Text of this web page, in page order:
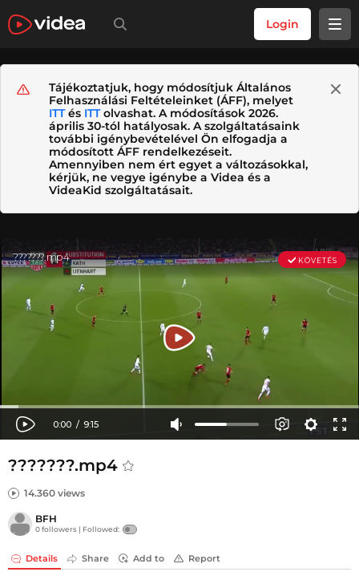
Login
Tájékoztatjuk, hogy módosítjuk Általános
Felhasználási Feltételeinket (ÁFF), melyet
ITTés ITTolvashat. A módosítások 2026.
április 30-tól hatályosak. A szolgáltatásaink
további igénybevételével Ön elfogadja a
módosított ÁFF rendelkezéseit.
Amennyiben nem ért egyet a változásokkal,
kérjük, ne vegye igénybe a Videa és a
VideaKid szolgáltatásait.
???????.mp4
14.360 views
BFH
0 followers | Followed:
Details Share Add to Report